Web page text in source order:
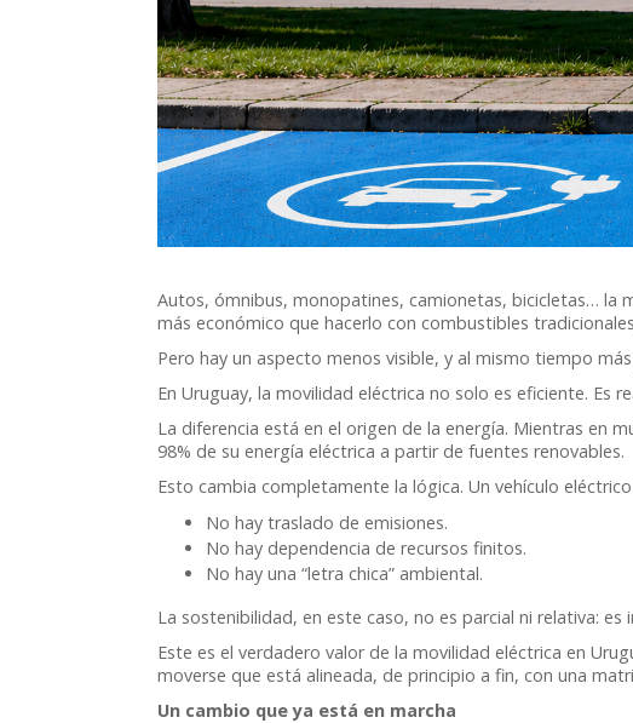
Autos, ómnibus, monopatines, camionetas, bicicletas… la
más económico que hacerlo con combustibles
Pero hay un aspecto menos visible, y al mismo tiempo
En Uruguay, la movilidad eléctrica no solo es eficiente. Es
La diferencia está en el origen de la energía. Mientras en
98% de su energía eléctrica a partir de fuentes renovables.
Esto cambia completamente la lógica. Un vehículo
No hay traslado de emisiones.
No hay dependencia de recursos finitos.
No hay una “letra chica” ambiental.
La sostenibilidad, en este caso, no es parcial ni relativa: es
Este es el verdadero valor de la movilidad eléctrica en
moverse que está alineada, de principio a fin, con una
Un cambio que ya está en marcha